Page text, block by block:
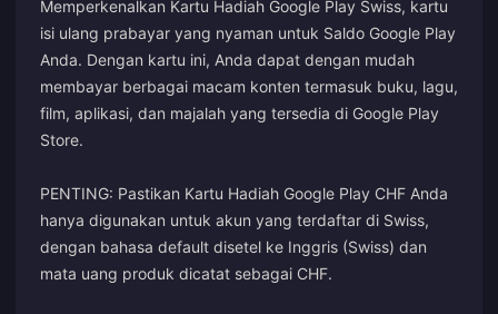
Memperkenalkan Kartu Hadiah Google Play Swiss, kartu
isi ulang prabayar yang nyaman untuk Saldo Google Play
Anda. Dengan kartu ini, Anda dapat dengan mudah
membayar berbagai macam konten termasuk buku, lagu,
film, aplikasi, dan majalah yang tersedia di Google Play
Store.
PENTING: Pastikan Kartu Hadiah Google Play CHF Anda
hanya digunakan untuk akun yang terdaftar di Swiss,
dengan bahasa default disetel ke Inggris (Swiss) dan
mata uang produk dicatat sebagai CHF.